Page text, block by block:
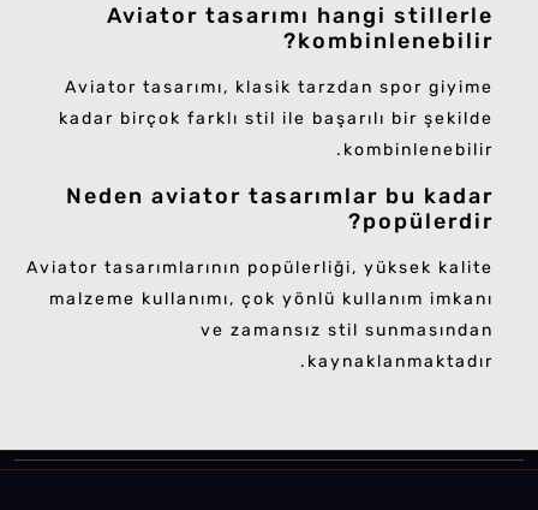
Aviator tasarımı hangi stillerle
kombinlenebilir?
Aviator tasarımı, klasik tarzdan spor giyime
kadar birçok farklı stil ile başarılı bir şekilde
kombinlenebilir.
Neden aviator tasarımlar bu kadar
popülerdir?
Aviator tasarımlarının popülerliği, yüksek kalite
malzeme kullanımı, çok yönlü kullanım imkanı
ve zamansız stil sunmasından
kaynaklanmaktadır.